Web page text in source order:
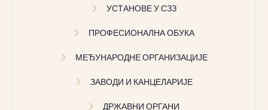
УСТАНОВЕ У СЗЗ
ПРОФЕСИОНАЛНА ОБУКА
МЕЂУНАРОДНЕ ОРГАНИЗАЦИЈЕ
ЗАВОДИ И КАНЦЕЛАРИЈЕ
ДРЖАВНИ ОРГАНИ